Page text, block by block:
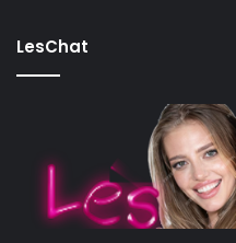
LesChat